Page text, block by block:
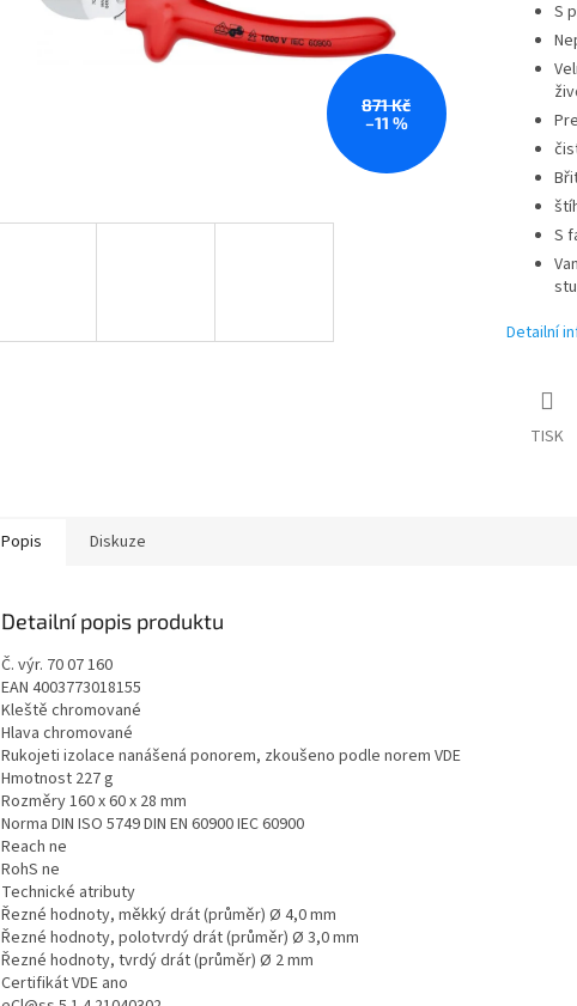
871 Kč
–11 %
S
S
Detailní
TISK
Popis Diskuze
Detailní popis produktu
Č. výr. 70 07 160
EAN 4003773018155
Kleště chromované
Hlava chromované
Rukojeti izolace nanášená ponorem, zkoušeno podle norem VDE
Hmotnost 227 g
Rozměry 160 x 60 x 28 mm
Norma DIN ISO 5749 DIN EN 60900 IEC 60900
Reach ne
RohS ne
Technické atributy
Řezné hodnoty, měkký drát (průměr) Ø 4,0 mm
Řezné hodnoty, polotvrdý drát (průměr) Ø 3,0 mm
Řezné hodnoty, tvrdý drát (průměr) Ø 2 mm
Certifikát VDE ano